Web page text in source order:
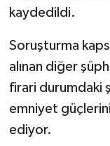
kaydedildi.
Soruşturma
alınan diğer
firari durumdaki
emniyet
ediyor.